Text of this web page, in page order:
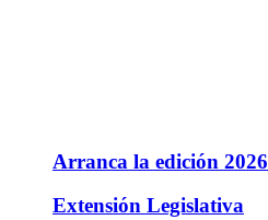
Arranca la edición
Extensión Legislativa